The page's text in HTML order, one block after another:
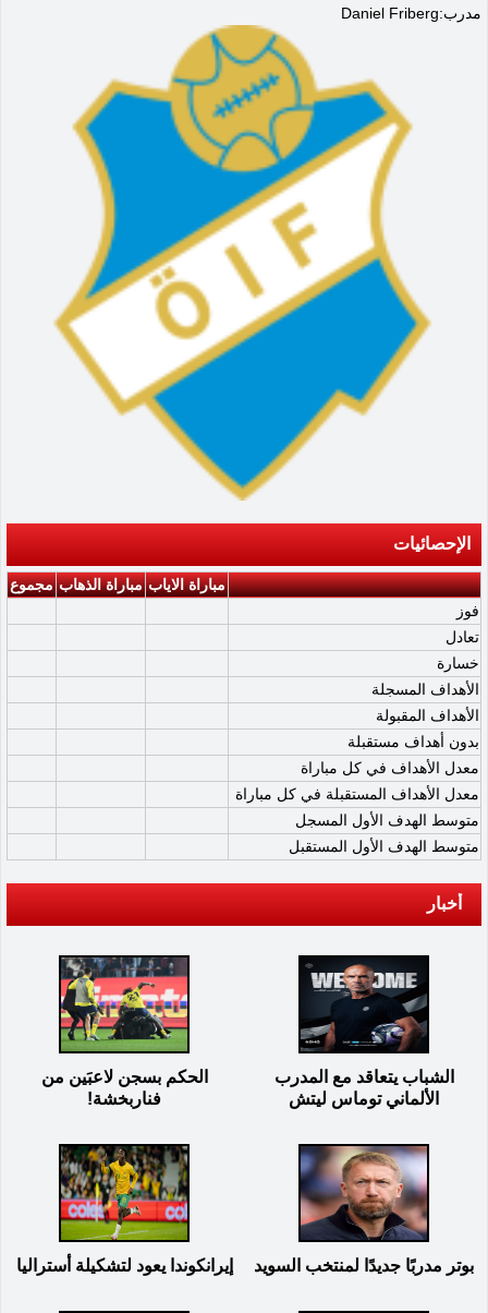
مدرب:Daniel Friberg
الإحصائيات
مباراة الاياب مباراة الذهاب مجموع
فوز
تعادل
خسارة
الأهداف المسجلة
الأهداف المقبولة
بدون أهداف مستقبلة
معدل الأهداف في كل مباراة
معدل الأهداف المستقبلة في كل مباراة
متوسط الهدف الأول المسجل
متوسط الهدف الأول المستقبل
أخبار
الشباب يتعاقد مع المدرب
الألماني توماس ليتش
الحكم بسجن لاعبَين من
فناربخشة!
بوتر مدربًا جديدًا لمنتخب السويد إيرانكوندا يعود لتشكيلة أستراليا